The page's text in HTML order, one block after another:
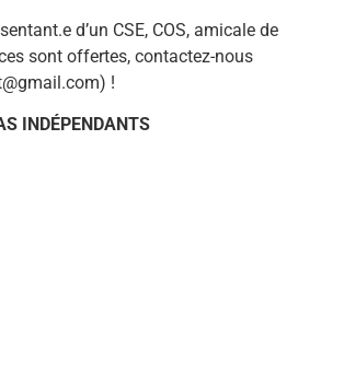
d’un CSE, COS, amicale de
sont offertes, contactez-nous
!
INDÉPENDANTS